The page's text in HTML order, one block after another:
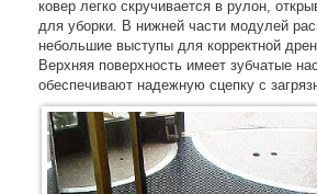
ковер легко скручивается в рулон,
для уборки. В нижней части модулей
небольшие выступы для корректной
Верхняя поверхность имеет зубчатые
обеспечивают надежную сцепку с